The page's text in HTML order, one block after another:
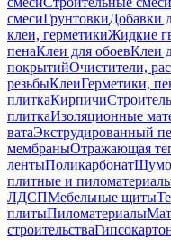
смесиГрунтовкиДобавки
клеи, герметикиЖидкие
пенаКлеи для обоевКлеи
покрытийОчистители,
резьбыКлеиГерметики,
плиткаКирпичи
плиткаИзоляционные
ватаЭкструдированный
мембраныОтражающая
лентыПоликарбонат
плитные и
ЛДСПМебельные щиты
плитыПиломатериалы
строительства